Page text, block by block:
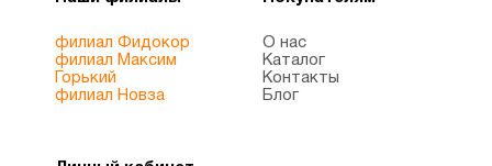
поступления
ногти и
волосы
6
филиал Фидокор
филиал Максим
Горький
филиал Новза
О нас
Каталог
Контакты
Блог